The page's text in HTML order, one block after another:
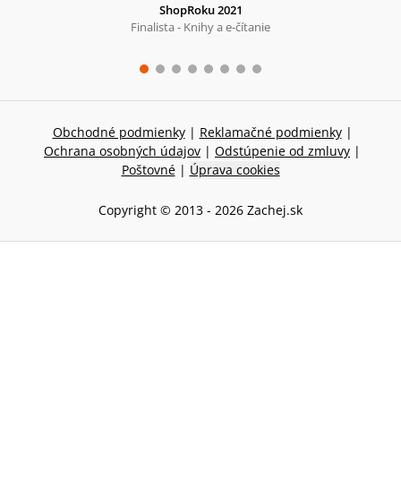
ShopRoku 2021
Finalista - Knihy a e-čítanie
Obchodné podmienky | Reklamačné podmienky |
Ochrana osobných údajov | Odstúpenie od zmluvy |
Poštovné | Úprava cookies
Copyright © 2013 - 2026 Zachej.sk